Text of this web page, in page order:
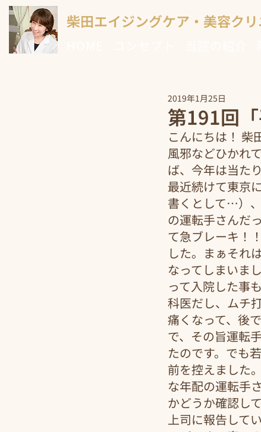
柴田エイジングケア・美容ク
第191回「
2019年1月25日
こんにちは！ 柴
風邪などひかれ
ば、今年は当た
最近続けて東京
書くとして…）
の運転手さんだ
て急ブレーキ！
した。まぁそれ
なってしまいま
って入院した事
科医だし、ムチ
痛くなって、後
で、その旨運転
たのです。でも
前を控えました
な年配の運転手
かどうか確認し
上司に報告して